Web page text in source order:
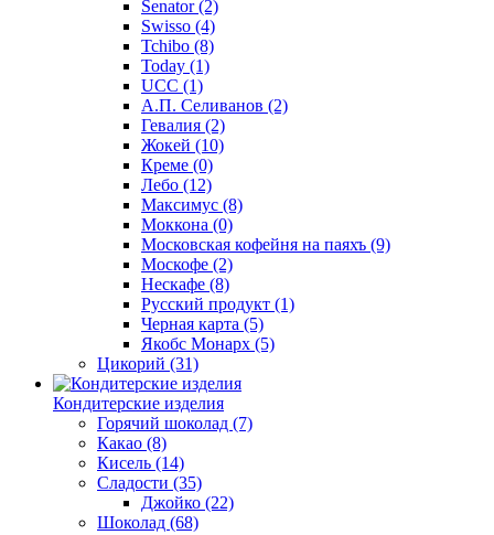
Senator(2)
Swisso (4)
Tchibo (8)
Today (1)
UCC (1)
А.П. Селиванов (2)
Гевалия (2)
Жокей (10)
Креме (0)
Лебо (12)
Максимус (8)
Моккона (0)
Московская кофейня на паяхъ (9)
Москофе (2)
Нескафе (8)
Русский продукт (1)
Черная карта (5)
Якобс Монарх (5)
Цикорий (31)
Кондитерские изделия
Горячий шоколад (7)
Какао (8)
Кисель (14)
Сладости (35)
Джойко (22)
Шоколад (68)